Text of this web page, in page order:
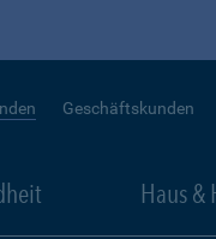
Geschäftskunden
Haus